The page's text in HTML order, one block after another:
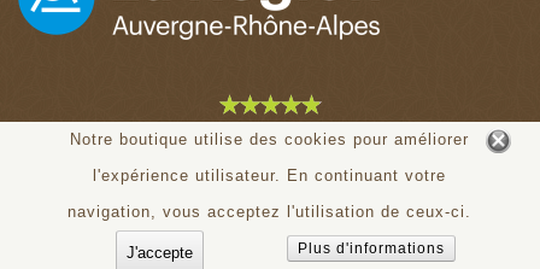
Notre boutique utilise des cookies pour améliorer
l'expérience utilisateur. En continuant votre
navigation, vous acceptez l'utilisation de ceux-ci.
Plus d'informations
4.9 sur 5 (153 avis)